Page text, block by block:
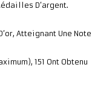
D’argent.
Atteignant Une Note
151 Ont Obtenu